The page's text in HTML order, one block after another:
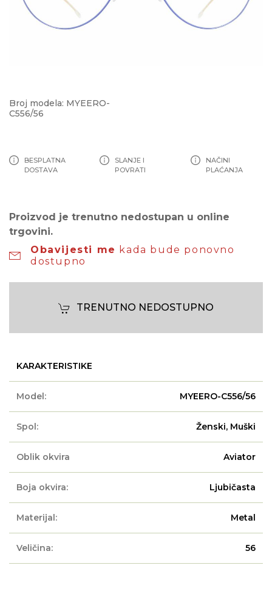
Broj modela: MYEERO-
C556/56
BESPLATNA
DOSTAVA
SLANJE I
POVRATI
NAČINI
PLAĆANJA
Proizvod je trenutno nedostupan u online
trgovini.
Obavijesti me kada bude ponovno
dostupno
TRENUTNO NEDOSTUPNO
KARAKTERISTIKE
Model: MYEERO-C556/56
Spol: Ženski, Muški
Oblik okvira Aviator
Boja okvira: Ljubičasta
Materijal: Metal
Veličina: 56